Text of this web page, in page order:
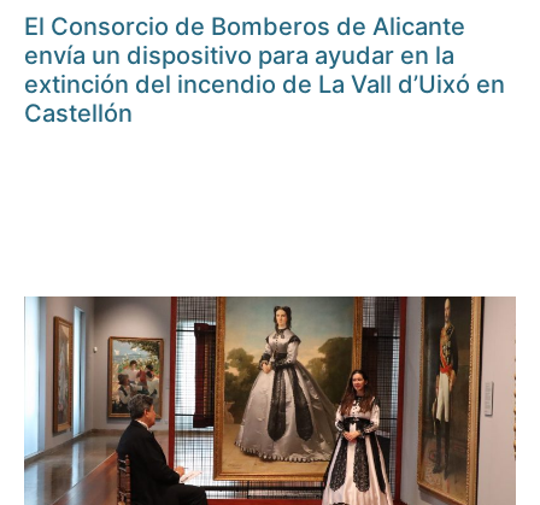
El Consorcio de Bomberos de Alicante
envía un dispositivo para ayudar en la
extinción del incendio de La Vall d’Uixó en
Castellón